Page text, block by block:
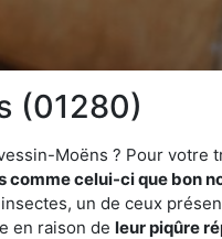
(01280)
Moëns ? Pour votre
comme celui-ci que bon
un de ceux
en raison de leur piqûre